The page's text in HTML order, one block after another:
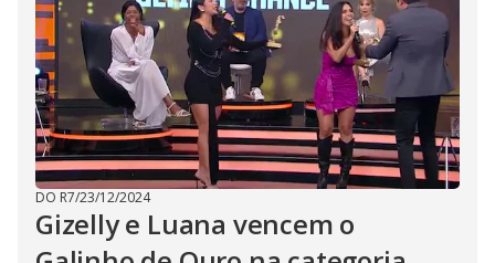
DO R7/23/12/2024
Gizelly e Luana vencem o